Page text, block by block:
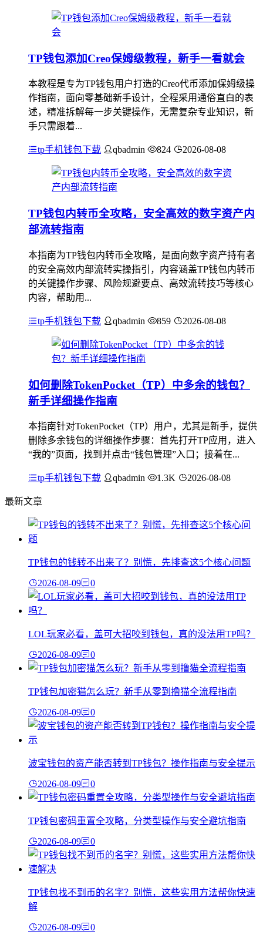
TP钱包添加Creo保姆级教程，新手一看就会
本教程是专为TP钱包用户打造的Creo代币添加保姆级操
作指南，面向零基础新手设计，全程采用通俗直白的表
述，精准拆解每一步关键操作，无需复杂专业知识，新
手只需跟着...
tp手机钱包下载 qbadmin 824 2026-08-08
TP钱包内转币全攻略，安全高效的数字资产内
部流转指南
本指南为TP钱包内转币全攻略，是面向数字资产持有者
的安全高效内部流转实操指引，内容涵盖TP钱包内转币
的关键操作步骤、风险规避要点、高效流转技巧等核心
内容，帮助用...
tp手机钱包下载 qbadmin 859 2026-08-08
如何删除TokenPocket（TP）中多余的钱包？
新手详细操作指南
本指南针对TokenPocket（TP）用户，尤其是新手，提供
删除多余钱包的详细操作步骤：首先打开TP应用，进入
“我的”页面，找到并点击“钱包管理”入口；接着在...
tp手机钱包下载 qbadmin 1.3K 2026-08-08
最新文章
TP钱包的钱转不出来了？别慌，先排查这5个核心问题
2026-08-09 0
LOL玩家必看，盖可大招咬到钱包，真的没法用TP吗？
2026-08-09 0
TP钱包加密猫怎么玩？新手从零到撸猫全流程指南
2026-08-09 0
波宝钱包的资产能否转到TP钱包？操作指南与安全提示
2026-08-09 0
TP钱包密码重置全攻略，分类型操作与安全避坑指南
2026-08-09 0
TP钱包找不到币的名字？别慌，这些实用方法帮你快速
解
2026-08-09 0